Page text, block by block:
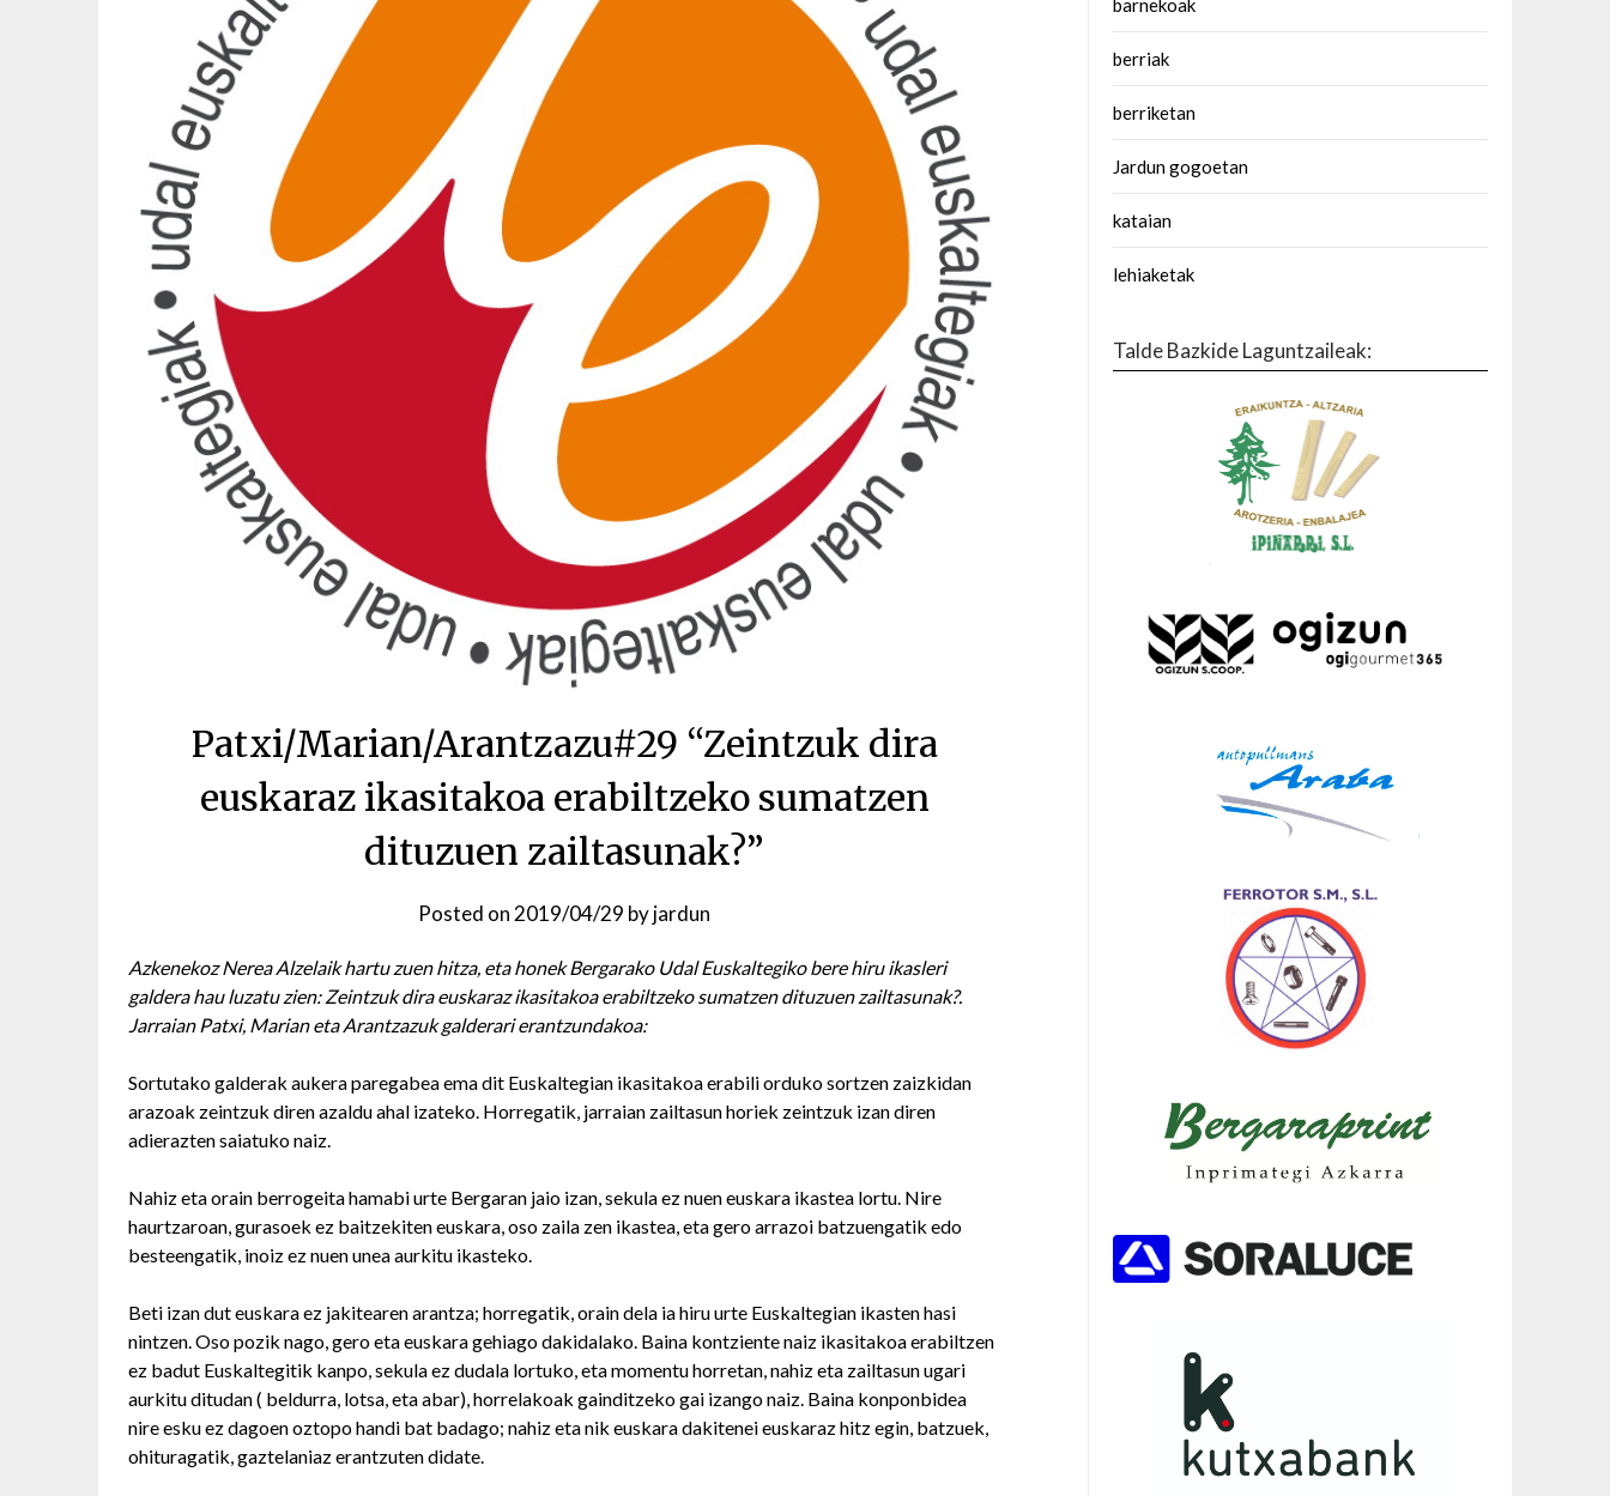
Patxi/Marian/Arantzazu#29 “Zeintzuk dira
euskaraz ikasitakoa erabiltzeko sumatzen
dituzuen zailtasunak?”
Posted on 2019/04/29 byjardun
Azkenekoz Nerea Alzelaik hartu zuen hitza, eta honek Bergarako Udal Euskaltegiko bere hiru ikasleri
galdera hau luzatu zien: Zeintzuk dira euskaraz ikasitakoa erabiltzeko sumatzen dituzuen zailtasunak?.
Jarraian Patxi, Marian eta Arantzazuk galderari erantzundakoa:
Sortutako galderak aukera paregabea ema dit Euskaltegian ikasitakoa erabili orduko sortzen zaizkidan
arazoak zeintzuk diren azaldu ahal izateko. Horregatik, jarraian zailtasun horiek zeintzuk izan diren
adierazten saiatuko naiz.
Nahiz eta orain berrogeita hamabi urte Bergaran jaio izan, sekula ez nuen euskara ikastea lortu. Nire
haurtzaroan, gurasoek ez baitzekiten euskara, oso zaila zen ikastea, eta gero arrazoi batzuengatik edo
besteengatik, inoiz ez nuen unea aurkitu ikasteko.
Beti izan dut euskara ez jakitearen arantza; horregatik, orain dela ia hiru urte Euskaltegian ikasten hasi
nintzen. Oso pozik nago, gero eta euskara gehiago dakidalako. Baina kontziente naiz ikasitakoa erabiltzen
ez badut Euskaltegitik kanpo, sekula ez dudala lortuko, eta momentu horretan, nahiz eta zailtasun ugari
aurkitu ditudan ( beldurra, lotsa, eta abar), horrelakoak gainditzeko gai izango naiz. Baina konponbidea
nire esku ez dagoen oztopo handi bat badago; nahiz eta nik euskara dakitenei euskaraz hitz egin, batzuek,
ohituragatik, gaztelaniaz erantzuten didate.
barnekoak
berriak
berriketan
Jardun gogoetan
kataian
lehiaketak
Talde Bazkide Laguntzaileak: